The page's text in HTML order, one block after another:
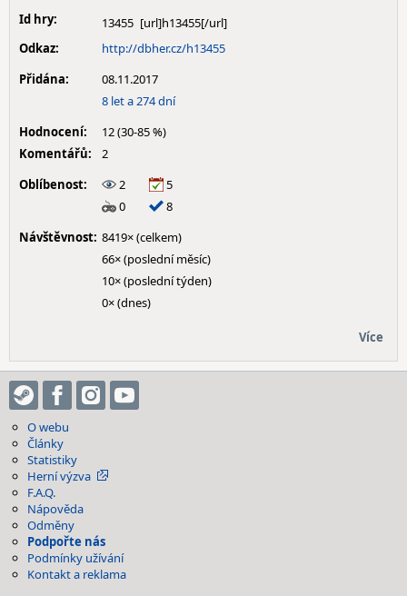
Id hry:
13455
Odkaz:
http://dbher.cz/h13455
Přidána:
08.11.2017
8 let a 274 dní
Hodnocení:
12 (30-85 %)
Komentářů:
2
Oblíbenost:
2
5
0
8
Návštěvnost: 8419× (celkem)
66× (poslední měsíc)
10× (poslední týden)
0× (dnes)
Více
O webu
Články
Statistiky
Herní výzva
F.A.Q.
Nápověda
Odměny
Podpořte nás
Podmínky užívání
Kontakt a reklama